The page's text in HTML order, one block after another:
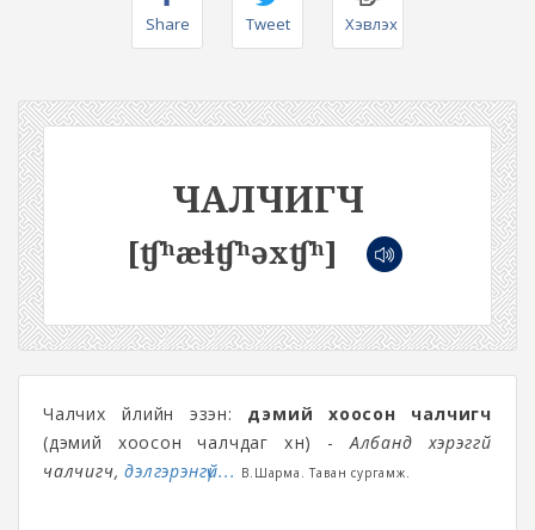
Share Tweet Хэвлэх
ЧАЛЧИГЧ
[ʧʰæɬʧʰəxʧʰ]
Чалчих үйлийн эзэн: дэмий хоосон чалчигч
(дэмий хоосон чалчдаг хүн) -Албанд хэрэггүй
чалчигч,дэлгэрэнгүй... В.Шарма. Таван сургамж.